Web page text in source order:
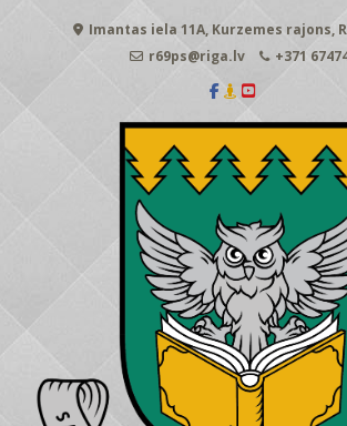
Imantas iela 11A, Kurzemes rajons,
r69ps@riga.lv
+371